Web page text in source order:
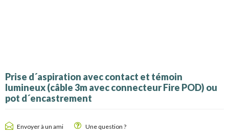
Prise d´aspiration avec contact et témoin
lumineux (câble 3m avec connecteur Fire POD) ou
pot d´encastrement
Envoyer à un ami Une question ?